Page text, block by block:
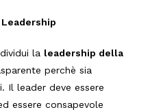
la leadership della
perchè sia
Il leader deve essere
essere consapevole